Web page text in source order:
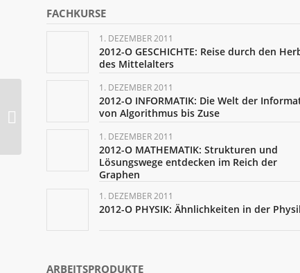
FACHKURSE
1. DEZEMBER 2011
2012-O GESCHICHTE: Reise durch den
des Mittelalters
1. DEZEMBER 2011
2012-O INFORMATIK: Die Welt der
von Algorithmus bis Zuse
1. DEZEMBER 2011
2012-O MATHEMATIK: Strukturen und
Lösungswege entdecken im Reich der
Graphen
1. DEZEMBER 2011
2012-O PHYSIK: Ähnlichkeiten in der
ARBEITSPRODUKTE